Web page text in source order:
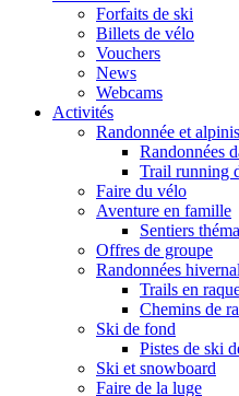
Forfaits de ski
Billets de vélo
Vouchers
News
Webcams
Activités
Randonnée et
Randonnées
Trail running
Faire du vélo
Aventure en famille
Sentiers
Offres de groupe
Randonnées
Trails en
Chemins de
Ski de fond
Pistes de ski
Ski et snowboard
Faire de la luge